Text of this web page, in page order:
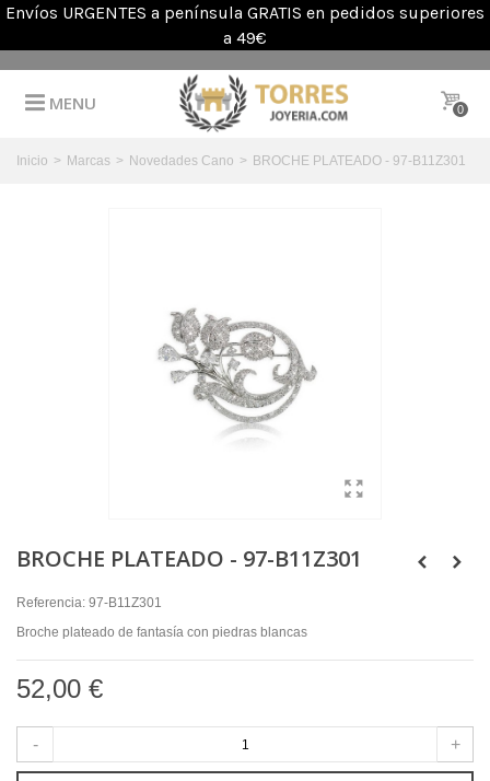
Envíos URGENTES a península GRATIS en pedidos superiores
a 49€
MENU 0
Inicio > Marcas > Novedades Cano > BROCHE PLATEADO - 97-B11Z301
BROCHE PLATEADO - 97-B11Z301
Referencia: 97-B11Z301
Broche plateado de fantasía con piedras blancas
52,00 €
- +